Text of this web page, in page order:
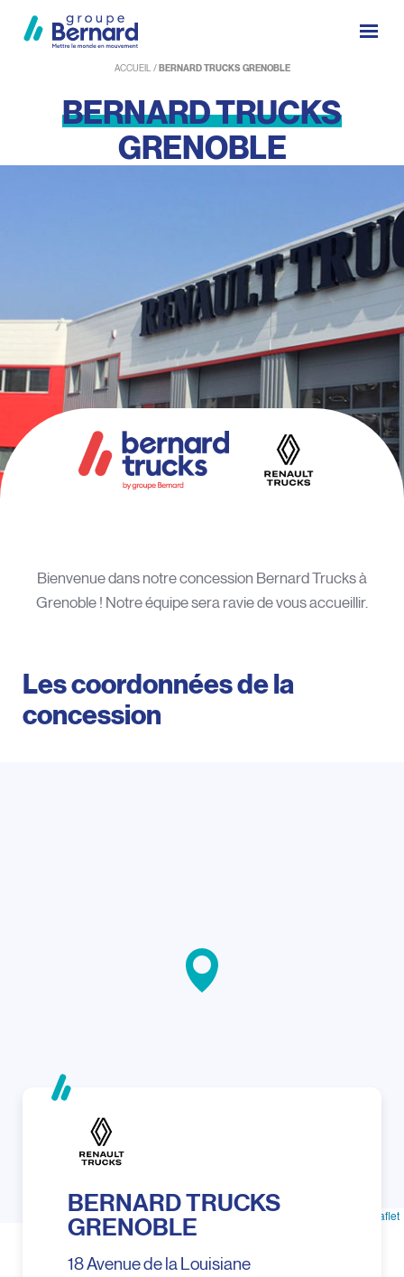
ACCUEIL/ BERNARD TRUCKS GRENOBLE
BERNARDTRUCKS
GRENOBLE
Bienvenue dans notre concession Bernard Trucks à
Grenoble ! Notre équipe sera ravie de vous accueillir.
Les coordonnées de la
concession
BERNARD TRUCKS
GRENOBLE
18 Avenue de la Louisiane
Leaflet